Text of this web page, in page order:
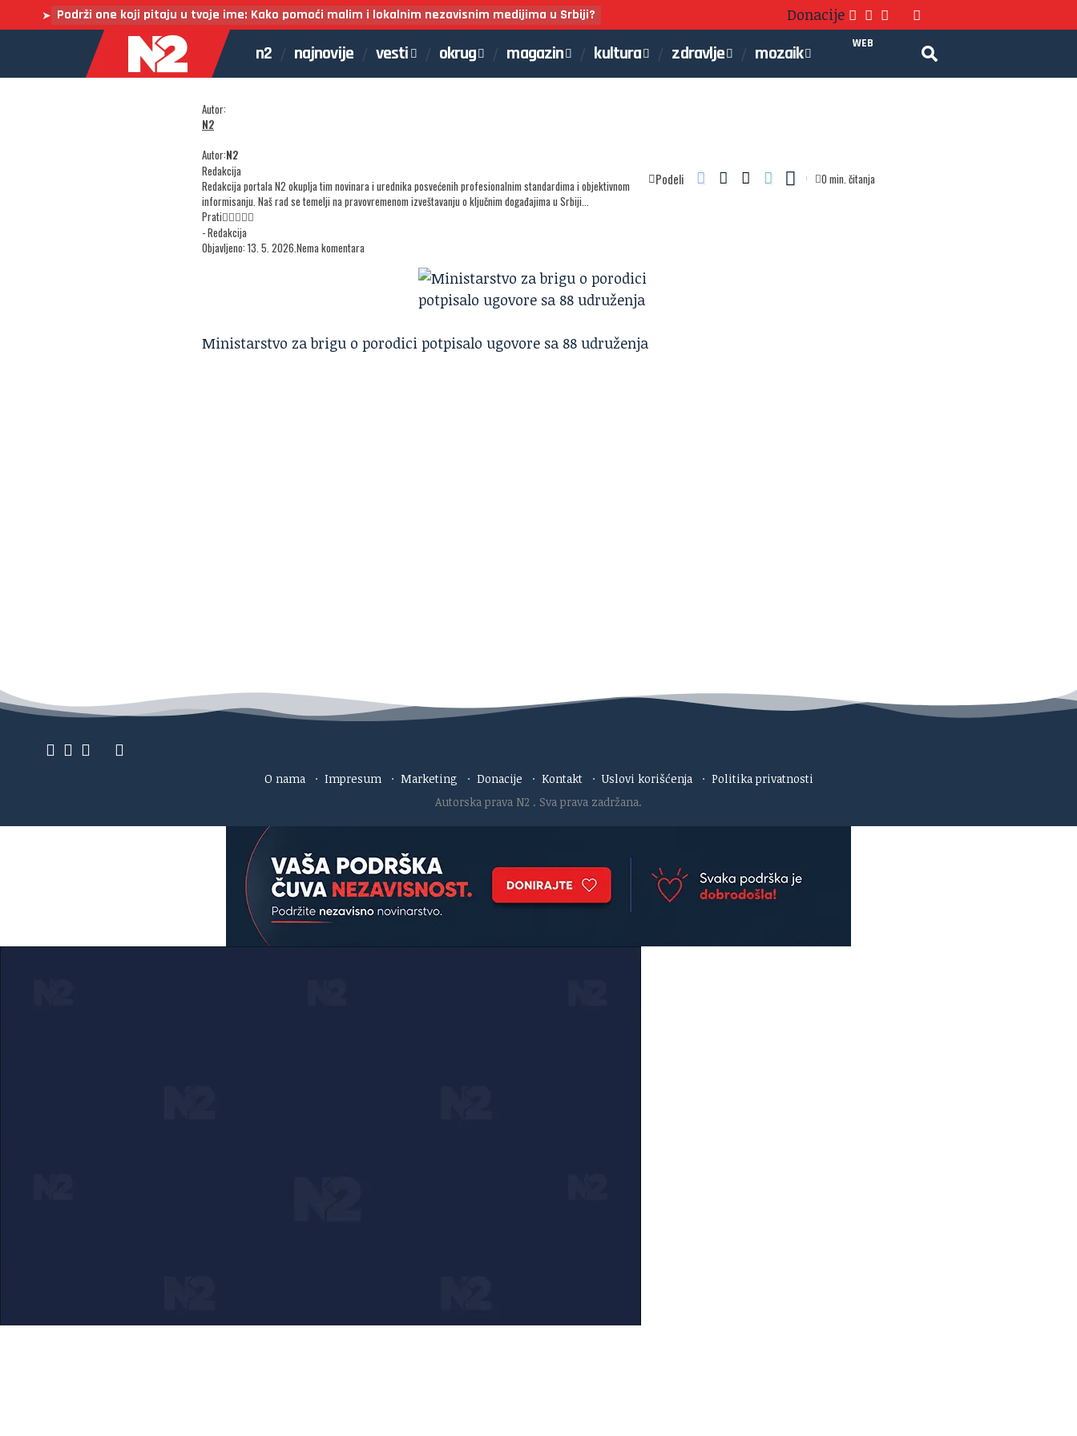
➤ Podrži one koji pitaju u tvoje ime: Kako pomoći malim i lokalnim nezavisnim medijima u Srbiji? Donacije
n2 najnovije vesti okrug magazin kultura zdravlje mozaik WEB
Autor:
N2
Autor:N2
Redakcija
Redakcija portala N2 okuplja tim novinara i urednika posvećenih profesionalnim standardima i objektivnom
informisanju. Naš rad se temelji na pravovremenom izveštavanju o ključnim događajima u Srbiji...
Prati
- Redakcija
Objavljeno: 13. 5. 2026.Nema komentara
Podeli 0 min. čitanja
Ministarstvo za brigu o porodici potpisalo ugovore sa 88 udruženja
O nama · Impresum · Marketing · Donacije · Kontakt · Uslovi korišćenja · Politika privatnosti
Autorska prava N2 . Sva prava zadržana.